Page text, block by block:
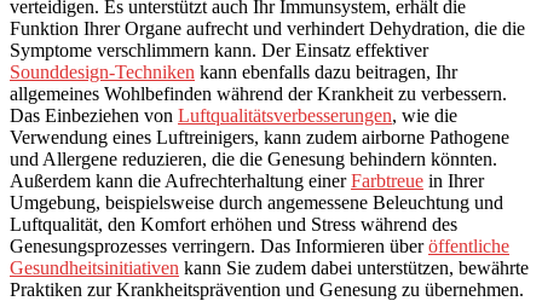
verteidigen. Es unterstützt auch Ihr Immunsystem, erhält die
Funktion Ihrer Organe aufrecht und verhindert Dehydration, die die
Symptome verschlimmern kann. Der Einsatz effektiver
Sounddesign-Techniken kann ebenfalls dazu beitragen, Ihr
allgemeines Wohlbefinden während der Krankheit zu verbessern.
Das Einbeziehen von Luftqualitätsverbesserungen, wie die
Verwendung eines Luftreinigers, kann zudem airborne Pathogene
und Allergene reduzieren, die die Genesung behindern könnten.
Außerdem kann die Aufrechterhaltung einerFarbtreue in Ihrer
Umgebung, beispielsweise durch angemessene Beleuchtung und
Luftqualität, den Komfort erhöhen und Stress während des
Genesungsprozesses verringern. Das Informieren überöffentliche
Gesundheitsinitiativen kann Sie zudem dabei unterstützen, bewährte
Praktiken zur Krankheitsprävention und Genesung zu übernehmen.